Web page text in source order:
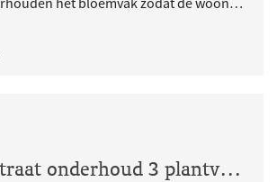
Ruusboecstraat onderhoud 3 plantvakken